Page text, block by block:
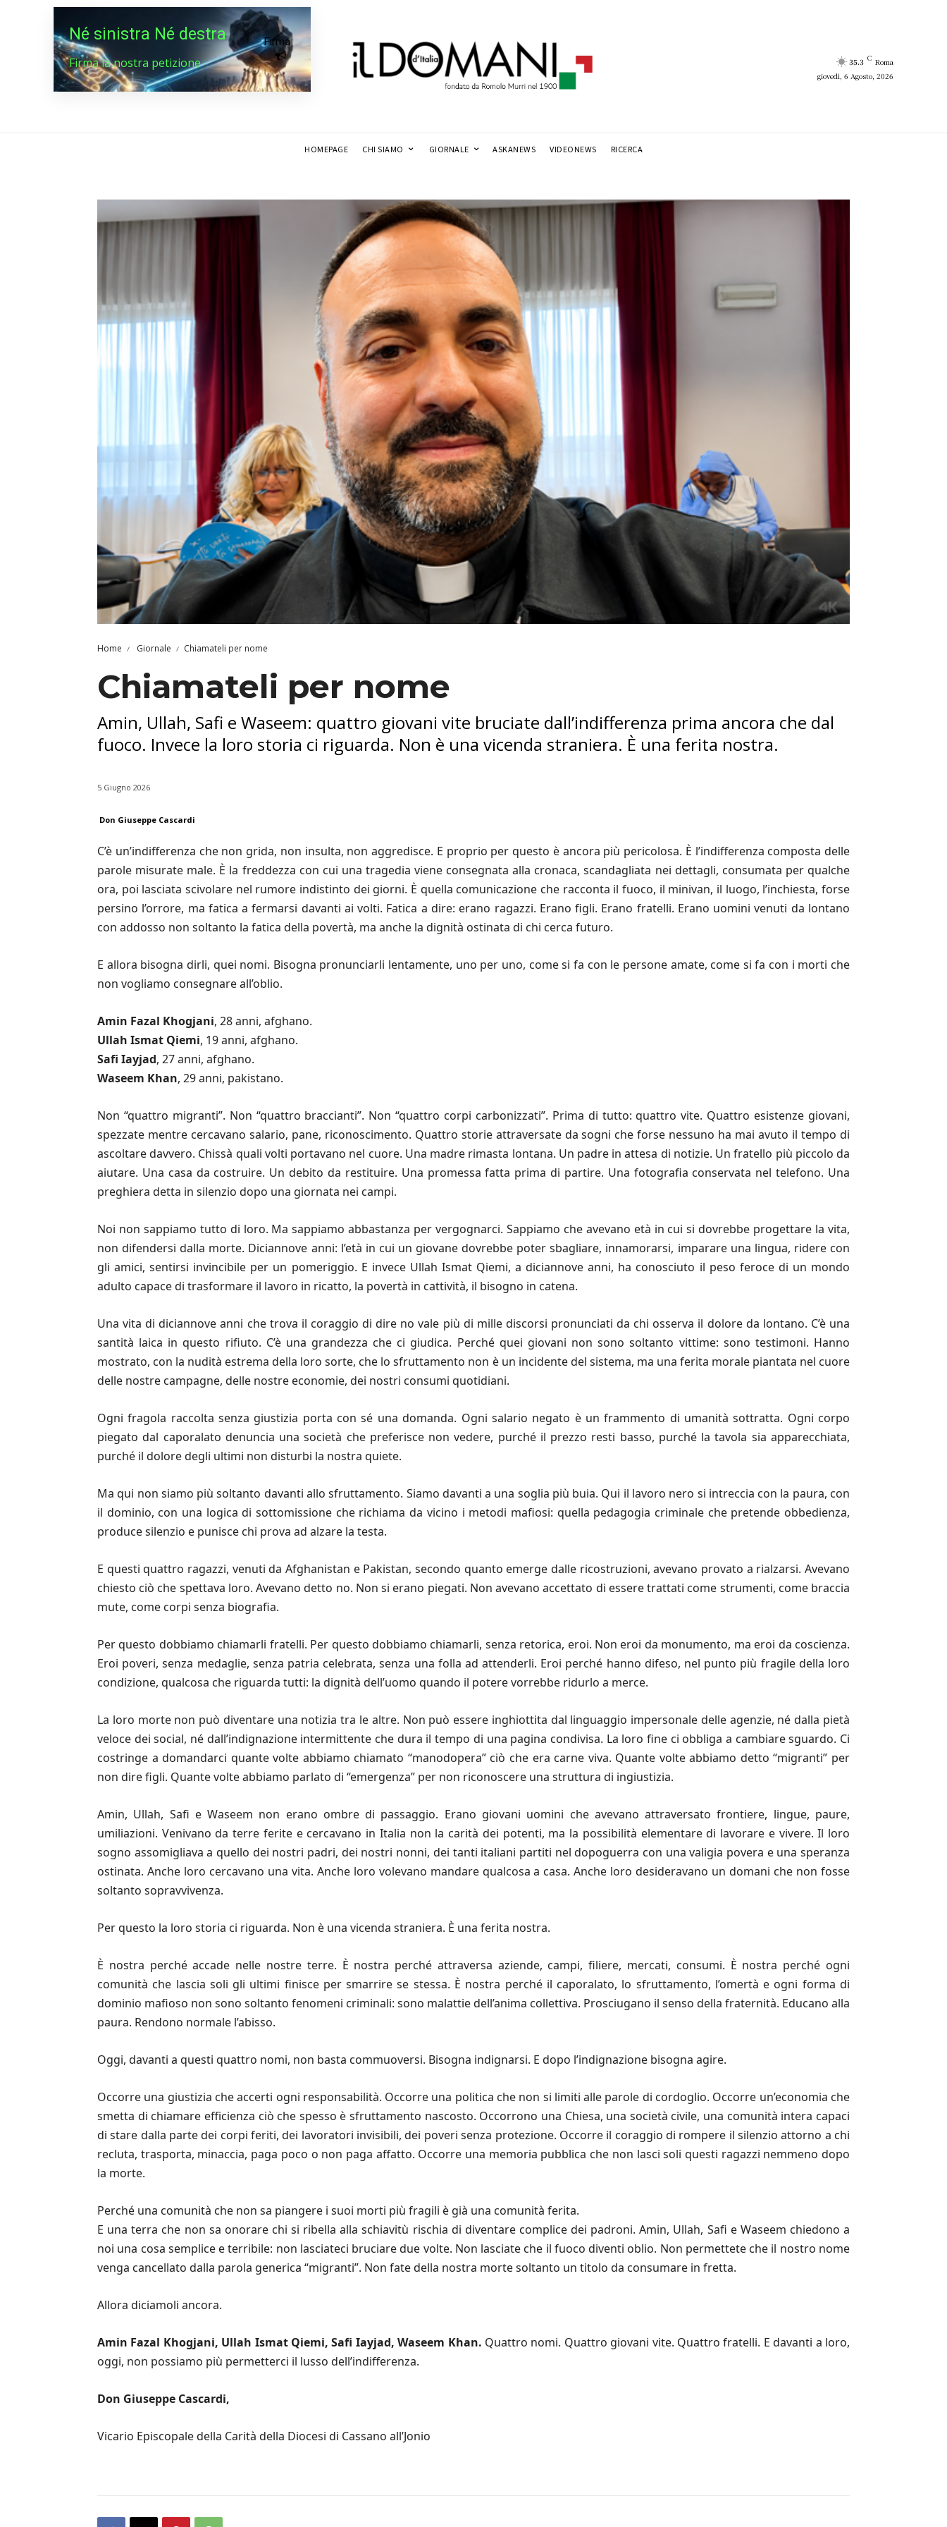
Né sinistra Né destra
Firma la nostra petizione
Firma
35.3 C Roma
giovedì, 6 Agosto, 2026
HOMEPAGE CHI SIAMO GIORNALE ASKANEWS VIDEONEWS RICERCA
Home Giornale Chiamateli per nome
Chiamateli per nome
Amin, Ullah, Safi e Waseem: quattro giovani vite bruciate dall’indifferenza prima ancora che dal
fuoco. Invece la loro storia ci riguarda. Non è una vicenda straniera. È una ferita nostra.
5 Giugno 2026
Don Giuseppe Cascardi
C’è un’indifferenza che non grida, non insulta, non aggredisce. E proprio per questo è ancora più pericolosa. È l’indifferenza composta delle
parole misurate male. È la freddezza con cui una tragedia viene consegnata alla cronaca, scandagliata nei dettagli, consumata per qualche
ora, poi lasciata scivolare nel rumore indistinto dei giorni. È quella comunicazione che racconta il fuoco, il minivan, il luogo, l’inchiesta, forse
persino l’orrore, ma fatica a fermarsi davanti ai volti. Fatica a dire: erano ragazzi. Erano figli. Erano fratelli. Erano uomini venuti da lontano
con addosso non soltanto la fatica della povertà, ma anche la dignità ostinata di chi cerca futuro.
E allora bisogna dirli, quei nomi. Bisogna pronunciarli lentamente, uno per uno, come si fa con le persone amate, come si fa con i morti che
non vogliamo consegnare all’oblio.
Amin Fazal Khogjani, 28 anni, afghano.
Ullah Ismat Qiemi, 19 anni, afghano.
Safi Iayjad, 27 anni, afghano.
Waseem Khan, 29 anni, pakistano.
Non “quattro migranti”. Non “quattro braccianti”. Non “quattro corpi carbonizzati”. Prima di tutto: quattro vite. Quattro esistenze giovani,
spezzate mentre cercavano salario, pane, riconoscimento. Quattro storie attraversate da sogni che forse nessuno ha mai avuto il tempo di
ascoltare davvero. Chissà quali volti portavano nel cuore. Una madre rimasta lontana. Un padre in attesa di notizie. Un fratello più piccolo da
aiutare. Una casa da costruire. Un debito da restituire. Una promessa fatta prima di partire. Una fotografia conservata nel telefono. Una
preghiera detta in silenzio dopo una giornata nei campi.
Noi non sappiamo tutto di loro. Ma sappiamo abbastanza per vergognarci. Sappiamo che avevano età in cui si dovrebbe progettare la vita,
non difendersi dalla morte. Diciannove anni: l’età in cui un giovane dovrebbe poter sbagliare, innamorarsi, imparare una lingua, ridere con
gli amici, sentirsi invincibile per un pomeriggio. E invece Ullah Ismat Qiemi, a diciannove anni, ha conosciuto il peso feroce di un mondo
adulto capace di trasformare il lavoro in ricatto, la povertà in cattività, il bisogno in catena.
Una vita di diciannove anni che trova il coraggio di dire no vale più di mille discorsi pronunciati da chi osserva il dolore da lontano. C’è una
santità laica in questo rifiuto. C’è una grandezza che ci giudica. Perché quei giovani non sono soltanto vittime: sono testimoni. Hanno
mostrato, con la nudità estrema della loro sorte, che lo sfruttamento non è un incidente del sistema, ma una ferita morale piantata nel cuore
delle nostre campagne, delle nostre economie, dei nostri consumi quotidiani.
Ogni fragola raccolta senza giustizia porta con sé una domanda. Ogni salario negato è un frammento di umanità sottratta. Ogni corpo
piegato dal caporalato denuncia una società che preferisce non vedere, purché il prezzo resti basso, purché la tavola sia apparecchiata,
purché il dolore degli ultimi non disturbi la nostra quiete.
Ma qui non siamo più soltanto davanti allo sfruttamento. Siamo davanti a una soglia più buia. Qui il lavoro nero si intreccia con la paura, con
il dominio, con una logica di sottomissione che richiama da vicino i metodi mafiosi: quella pedagogia criminale che pretende obbedienza,
produce silenzio e punisce chi prova ad alzare la testa.
E questi quattro ragazzi, venuti da Afghanistan e Pakistan, secondo quanto emerge dalle ricostruzioni, avevano provato a rialzarsi. Avevano
chiesto ciò che spettava loro. Avevano detto no. Non si erano piegati. Non avevano accettato di essere trattati come strumenti, come braccia
mute, come corpi senza biografia.
Per questo dobbiamo chiamarli fratelli. Per questo dobbiamo chiamarli, senza retorica, eroi. Non eroi da monumento, ma eroi da coscienza.
Eroi poveri, senza medaglie, senza patria celebrata, senza una folla ad attenderli. Eroi perché hanno difeso, nel punto più fragile della loro
condizione, qualcosa che riguarda tutti: la dignità dell’uomo quando il potere vorrebbe ridurlo a merce.
La loro morte non può diventare una notizia tra le altre. Non può essere inghiottita dal linguaggio impersonale delle agenzie, né dalla pietà
veloce dei social, né dall’indignazione intermittente che dura il tempo di una pagina condivisa. La loro fine ci obbliga a cambiare sguardo. Ci
costringe a domandarci quante volte abbiamo chiamato “manodopera” ciò che era carne viva. Quante volte abbiamo detto “migranti” per
non dire figli. Quante volte abbiamo parlato di “emergenza” per non riconoscere una struttura di ingiustizia.
Amin, Ullah, Safi e Waseem non erano ombre di passaggio. Erano giovani uomini che avevano attraversato frontiere, lingue, paure,
umiliazioni. Venivano da terre ferite e cercavano in Italia non la carità dei potenti, ma la possibilità elementare di lavorare e vivere. Il loro
sogno assomigliava a quello dei nostri padri, dei nostri nonni, dei tanti italiani partiti nel dopoguerra con una valigia povera e una speranza
ostinata. Anche loro cercavano una vita. Anche loro volevano mandare qualcosa a casa. Anche loro desideravano un domani che non fosse
soltanto sopravvivenza.
Per questo la loro storia ci riguarda. Non è una vicenda straniera. È una ferita nostra.
È nostra perché accade nelle nostre terre. È nostra perché attraversa aziende, campi, filiere, mercati, consumi. È nostra perché ogni
comunità che lascia soli gli ultimi finisce per smarrire se stessa. È nostra perché il caporalato, lo sfruttamento, l’omertà e ogni forma di
dominio mafioso non sono soltanto fenomeni criminali: sono malattie dell’anima collettiva. Prosciugano il senso della fraternità. Educano alla
paura. Rendono normale l’abisso.
Oggi, davanti a questi quattro nomi, non basta commuoversi. Bisogna indignarsi. E dopo l’indignazione bisogna agire.
Occorre una giustizia che accerti ogni responsabilità. Occorre una politica che non si limiti alle parole di cordoglio. Occorre un’economia che
smetta di chiamare efficienza ciò che spesso è sfruttamento nascosto. Occorrono una Chiesa, una società civile, una comunità intera capaci
di stare dalla parte dei corpi feriti, dei lavoratori invisibili, dei poveri senza protezione. Occorre il coraggio di rompere il silenzio attorno a chi
recluta, trasporta, minaccia, paga poco o non paga affatto. Occorre una memoria pubblica che non lasci soli questi ragazzi nemmeno dopo
la morte.
Perché una comunità che non sa piangere i suoi morti più fragili è già una comunità ferita.
E una terra che non sa onorare chi si ribella alla schiavitù rischia di diventare complice dei padroni. Amin, Ullah, Safi e Waseem chiedono a
noi una cosa semplice e terribile: non lasciateci bruciare due volte. Non lasciate che il fuoco diventi oblio. Non permettete che il nostro nome
venga cancellato dalla parola generica “migranti”. Non fate della nostra morte soltanto un titolo da consumare in fretta.
Allora diciamoli ancora.
Amin Fazal Khogjani, Ullah Ismat Qiemi, Safi Iayjad, Waseem Khan. Quattro nomi. Quattro giovani vite. Quattro fratelli. E davanti a loro,
oggi, non possiamo più permetterci il lusso dell’indifferenza.
Don Giuseppe Cascardi,
Vicario Episcopale della Carità della Diocesi di Cassano all’Jonio